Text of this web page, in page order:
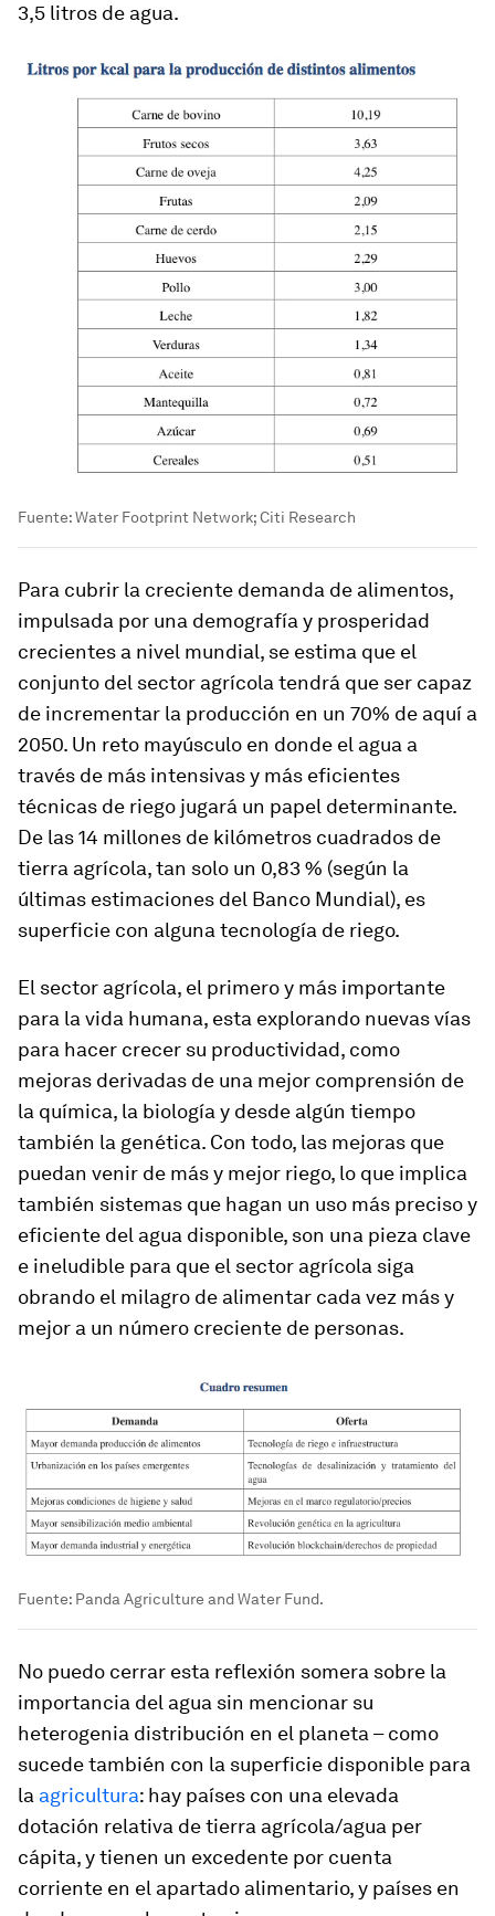
3,5 litros de agua.
Fuente: Water Footprint Network; Citi Research
Para cubrir la creciente demanda de alimentos,
impulsada por una demografía y prosperidad
crecientes a nivel mundial, se estima que el
conjunto del sector agrícola tendrá que ser capaz
de incrementar la producción en un 70% de aquí a
2050. Un reto mayúsculo en donde el agua a
través de más intensivas y más eficientes
técnicas de riego jugará un papel determinante.
De las 14 millones de kilómetros cuadrados de
tierra agrícola, tan solo un 0,83 % (según la
últimas estimaciones del Banco Mundial), es
superficie con alguna tecnología de riego.
El sector agrícola, el primero y más importante
para la vida humana, esta explorando nuevas vías
para hacer crecer su productividad, como
mejoras derivadas de una mejor comprensión de
la química, la biología y desde algún tiempo
también la genética. Con todo, las mejoras que
puedan venir de más y mejor riego, lo que implica
también sistemas que hagan un uso más preciso y
eficiente del agua disponible, son una pieza clave
e ineludible para que el sector agrícola siga
obrando el milagro de alimentar cada vez más y
mejor a un número creciente de personas.
Fuente: Panda Agriculture and Water Fund.
No puedo cerrar esta reflexión somera sobre la
importancia del agua sin mencionar su
heterogenia distribución en el planeta – como
sucede también con la superficie disponible para
la agricultura: hay países con una elevada
dotación relativa de tierra agrícola/agua per
cápita, y tienen un excedente por cuenta
corriente en el apartado alimentario, y países en